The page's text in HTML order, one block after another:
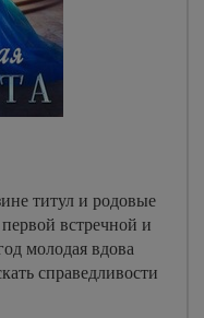
титул и родовые
встречной и
молодая вдова
справедливости